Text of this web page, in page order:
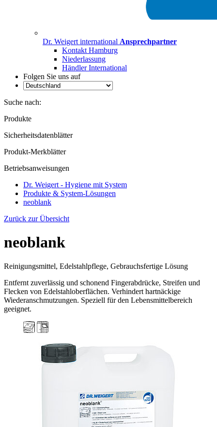
Dr. Weigert international Ansprechpartner
Kontakt Hamburg
Niederlassung
Händler International
Folgen Sie uns auf
Suche nach:
Produkte
Sicherheitsdatenblätter
Produkt-Merkblätter
Betriebsanweisungen
Dr. Weigert - Hygiene mit System
Produkte & System-Lösungen
neoblank
Zurück zur Übersicht
neoblank
Reinigungsmittel, Edelstahlpflege, Gebrauchsfertige Lösung
Entfernt zuverlässig und schonend Fingerabdrücke, Streifen und
Flecken von Edelstahloberflächen. Verhindert hartnäckige
Wiederanschmutzungen. Speziell für den Lebensmittelbereich
geeignet.